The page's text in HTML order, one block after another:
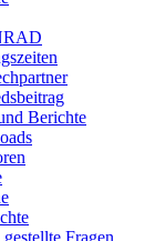
Berichte
Fragen